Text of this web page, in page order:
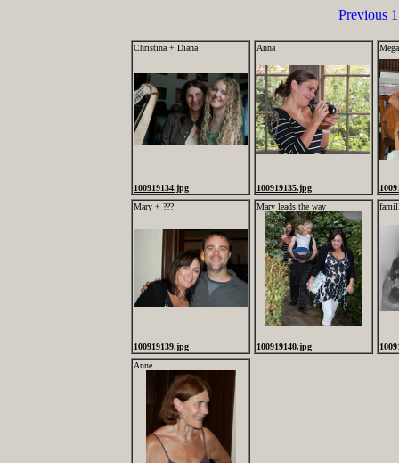
Previous 1
Christina + Diana
100919134.jpg
Anna
100919135.jpg
Mary + ???
100919139.jpg
Mary leads the way
100919140.jpg
Anne